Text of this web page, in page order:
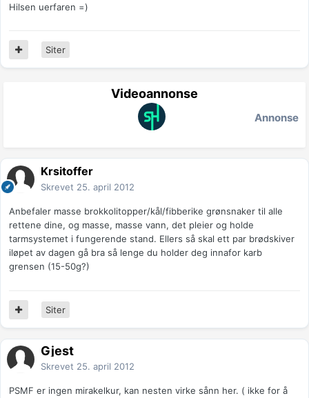
Hilsen uerfaren =)
Siter
Videoannonse
Annonse
Krsitoffer
Skrevet 25. april 2012
Anbefaler masse brokkolitopper/kål/fibberike grønsnaker til alle
rettene dine, og masse, masse vann, det pleier og holde
tarmsystemet i fungerende stand. Ellers så skal ett par brødskiver
iløpet av dagen gå bra så lenge du holder deg innafor karb
grensen (15-50g?)
Siter
Gjest
Skrevet 25. april 2012
PSMF er ingen mirakelkur, kan nesten virke sånn her. ( ikke for å